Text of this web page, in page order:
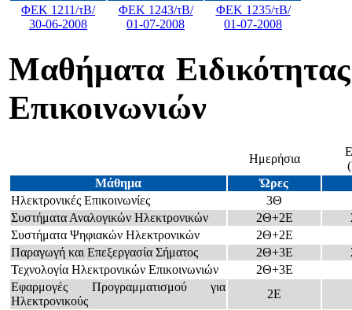
ΦΕΚ 1211/τΒ/
30-06-2008
ΦΕΚ 1243/τΒ/
01-07-2008
ΦΕΚ 1235/τΒ/
01-07-2008
Μαθήματα
Επικοινωνιών
Ημερήσια
Μάθημα
Ώρες
Ηλεκτρονικές Επικοινωνίες
3Θ
Συστήματα Αναλογικών Ηλεκτρονικών
2Θ+2Ε
Συστήματα Ψηφιακών Ηλεκτρονικών
2Θ+2Ε
Παραγωγή και Επεξεργασία Σήματος
2Θ+3Ε
Τεχνολογία Ηλεκτρονικών Επικοινωνιών
2Θ+3Ε
Εφαρμογές Προγραμματισμού για
Ηλεκτρονικούς
2Ε